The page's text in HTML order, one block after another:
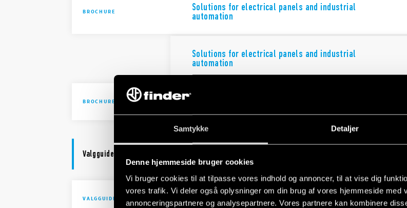
Samtykke Detaljer
Denne hjemmeside bruger cookies
Vi bruger cookies til at tilpasse vores indhold og annoncer, til at vise dig
vores trafik. Vi deler også oplysninger om din brug af vores hjemmeside med
annonceringspartnere og analysepartnere. Vores partnere kan kombinere
BROCHURE Solutions for electrical panels and industrial
automation
Solutions for electrical panels and industrial
automation
BROCHURE
Valgguide
VALGGUIDE 39 Series - MasterINTERFACE